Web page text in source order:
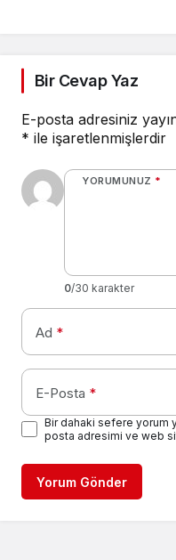
Bir Cevap Yaz
E-posta adresiniz
* ile işaretlenmişlerdir
YORUMUNUZ *
0/30 karakter
Ad *
E-Posta *
Bir dahaki sefere yorum
posta adresimi ve web
Yorum Gönder